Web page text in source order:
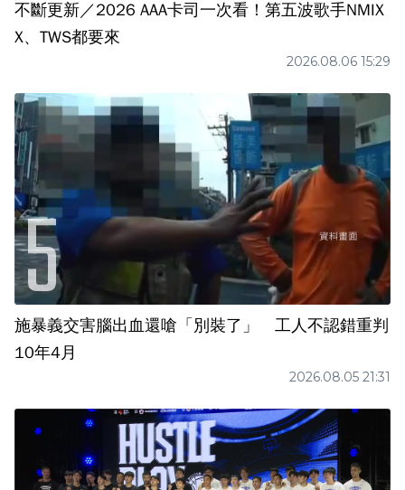
不斷更新／2026 AAA卡司一次看！第五波歌手NMIX
X、TWS都要來
2026.08.06 15:29
施暴義交害腦出血還嗆「別裝了」 工人不認錯重判
10年4月
2026.08.05 21:31